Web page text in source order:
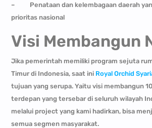
–
Penataan dan kelembagaan daerah
prioritas nasional
Visi Membangun
Jika pemerintah memiliki program sejuta
Timur di Indonesia, saat ini Royal Orchid
tujuan yang serupa. Yaitu visi membangun
terdepan yang tersebar di seluruh wilayah
melalui project yang kami hadirkan, bisa
semua segmen masyarakat.